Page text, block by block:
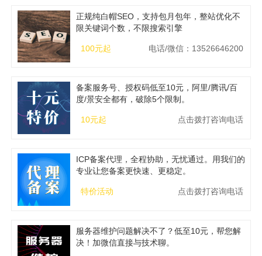
正规纯白帽SEO，支持包月包年，整站优化不
限关键词个数，不限搜索引擎
100元起 电话/微信：13526646200
备案服务号、授权码低至10元，阿里/腾讯/百
度/景安全都有，破除5个限制。
10元起 点击拨打咨询电话
ICP备案代理，全程协助，无忧通过。用我们的
专业让您备案更快速、更稳定。
特价活动 点击拨打咨询电话
服务器维护问题解决不了？低至10元，帮您解
决！加微信直接与技术聊。